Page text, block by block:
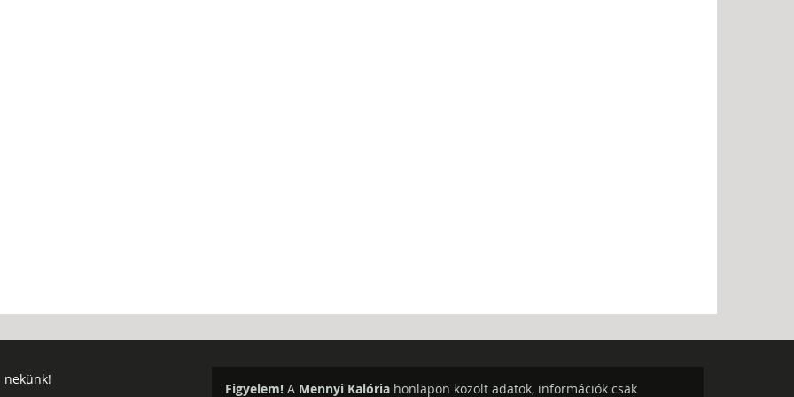
nekünk!
Figyelem! A Mennyi Kalória honlapon közölt adatok, információk csak